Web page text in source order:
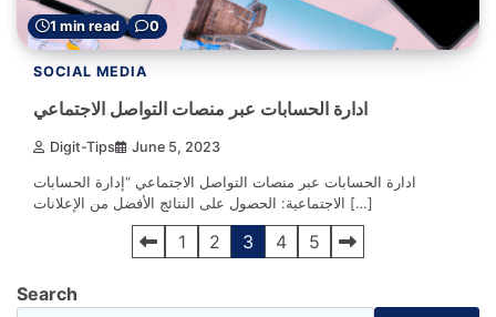
1 min read 0
SOCIAL MEDIA
ادارة الحسابات عبر منصات التواصل الاجتماعي
Digit-Tips June 5, 2023
ادارة الحسابات عبر منصات التواصل الاجتماعي “إدارة الحسابات
الاجتماعية: الحصول على النتائج الأفضل من الإعلانات […]
navigation
1 2 3 4 5
Search